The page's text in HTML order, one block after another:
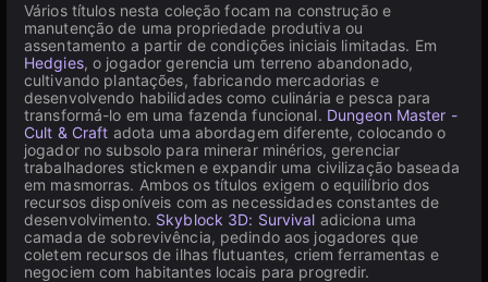
Vários títulos nesta coleção focam na construção e
manutenção de uma propriedade produtiva ou
assentamento a partir de condições iniciais limitadas. Em
Hedgies, o jogador gerencia um terreno abandonado,
cultivando plantações, fabricando mercadorias e
desenvolvendo habilidades como culinária e pesca para
transformá-lo em uma fazenda funcional. Dungeon Master -
Cult & Craft adota uma abordagem diferente, colocando o
jogador no subsolo para minerar minérios, gerenciar
trabalhadores stickmen e expandir uma civilização baseada
em masmorras. Ambos os títulos exigem o equilíbrio dos
recursos disponíveis com as necessidades constantes de
desenvolvimento. Skyblock 3D: Survival adiciona uma
camada de sobrevivência, pedindo aos jogadores que
coletem recursos de ilhas flutuantes, criem ferramentas e
negociem com habitantes locais para progredir.